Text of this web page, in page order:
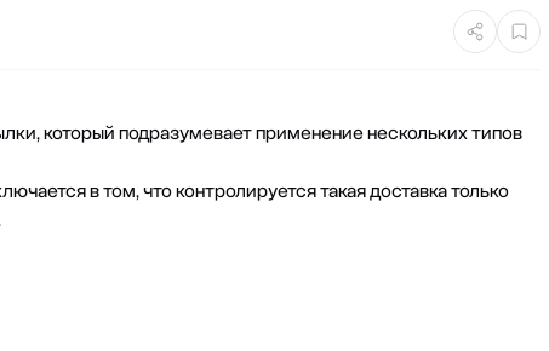
который подразумевает применение нескольких типов
в том, что контролируется такая доставка только